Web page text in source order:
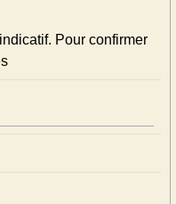
Pour confirmer